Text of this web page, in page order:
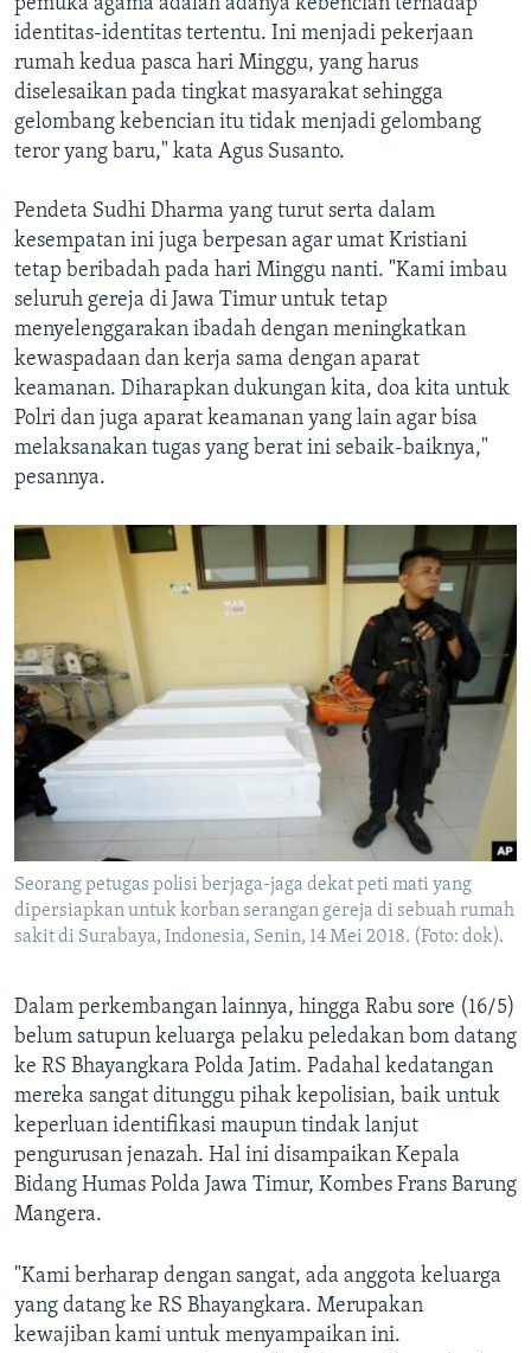
pemuka agama adalah adanya kebencian terhadap
identitas-identitas tertentu. Ini menjadi pekerjaan
rumah kedua pasca hari Minggu, yang harus
diselesaikan pada tingkat masyarakat sehingga
gelombang kebencian itu tidak menjadi gelombang
teror yang baru," kata Agus Susanto.
Pendeta Sudhi Dharma yang turut serta dalam
kesempatan ini juga berpesan agar umat Kristiani
tetap beribadah pada hari Minggu nanti. "Kami imbau
seluruh gereja di Jawa Timur untuk tetap
menyelenggarakan ibadah dengan meningkatkan
kewaspadaan dan kerja sama dengan aparat
keamanan. Diharapkan dukungan kita, doa kita untuk
Polri dan juga aparat keamanan yang lain agar bisa
melaksanakan tugas yang berat ini sebaik-baiknya,"
pesannya.
Seorang petugas polisi berjaga-jaga dekat peti mati yang
dipersiapkan untuk korban serangan gereja di sebuah rumah
sakit di Surabaya, Indonesia, Senin, 14 Mei 2018. (Foto: dok).
Dalam perkembangan lainnya, hingga Rabu sore (16/5)
belum satupun keluarga pelaku peledakan bom datang
ke RS Bhayangkara Polda Jatim. Padahal kedatangan
mereka sangat ditunggu pihak kepolisian, baik untuk
keperluan identifikasi maupun tindak lanjut
pengurusan jenazah. Hal ini disampaikan Kepala
Bidang Humas Polda Jawa Timur, Kombes Frans Barung
Mangera.
"Kami berharap dengan sangat, ada anggota keluarga
yang datang ke RS Bhayangkara. Merupakan
kewajiban kami untuk menyampaikan ini.